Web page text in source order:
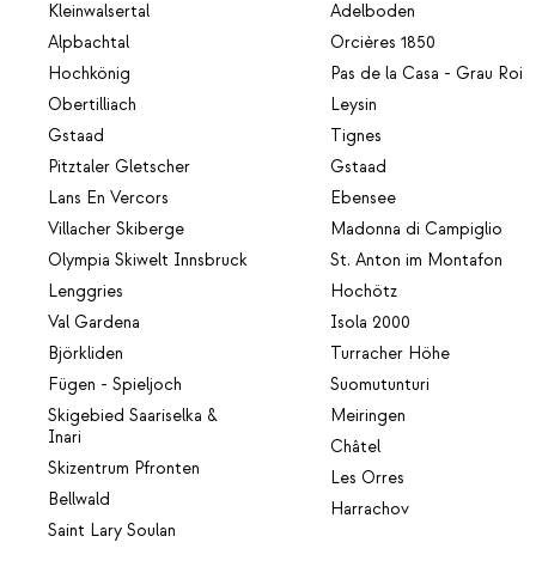
Kleinwalsertal
Alpbachtal
Hochkönig
Obertilliach
Gstaad
Pitztaler Gletscher
Lans En Vercors
Villacher Skiberge
Olympia Skiwelt Innsbruck
Lenggries
Val Gardena
Björkliden
Fügen - Spieljoch
Skigebied Saariselka &
Inari
Skizentrum Pfronten
Bellwald
Saint Lary Soulan
Adelboden
Orcières 1850
Pas de la Casa - Grau Roi
Leysin
Tignes
Gstaad
Ebensee
Madonna di Campiglio
St. Anton im Montafon
Hochötz
Isola 2000
Turracher Höhe
Suomutunturi
Meiringen
Châtel
Les Orres
Harrachov